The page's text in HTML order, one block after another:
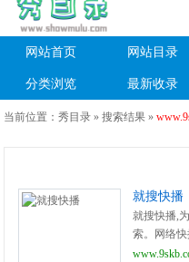
网站首页 网站目录
分类浏览 最新收录
当前位置：秀目录 » 搜索结果 »
就搜快播
就搜快播,
索。网络
网搜尽!快